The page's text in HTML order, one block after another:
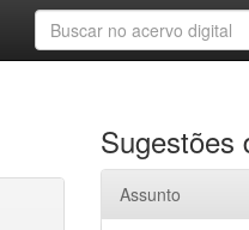
Sugestões
Assunto